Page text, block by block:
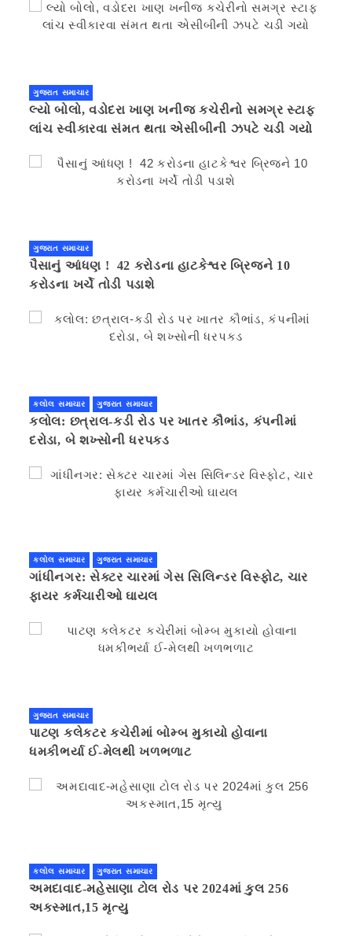
ગુજરાત સમાચાર
લ્યો બોલો, વડોદરા ખાણ ખનીજ કચેરીનો સમગ્ર સ્ટાફ
લાંચ સ્વીકારવા સંમત થતા એસીબીની ઝપટે ચડી ગયો
ગુજરાત સમાચાર
પૈસાનું આંધણ ! 42 કરોડના હાટકેશ્વર બ્રિજને 10
કરોડના ખર્ચે તોડી પડાશે
કલોલ સમાચાર ગુજરાત સમાચાર
કલોલ: છત્રાલ-કડી રોડ પર ખાતર કૌભાંડ, કંપનીમાં
દરોડા, બે શખ્સોની ધરપકડ
કલોલ સમાચાર ગુજરાત સમાચાર
ગાંધીનગર: સેક્ટર ચારમાં ગેસ સિલિન્ડર વિસ્ફોટ, ચાર
ફાયર કર્મચારીઓ ઘાયલ
ગુજરાત સમાચાર
પાટણ કલેકટર કચેરીમાં બોમ્બ મુકાયો હોવાના
ધમકીભર્યા ઈ-મેલથી ખળભળાટ
કલોલ સમાચાર ગુજરાત સમાચાર
અમદાવાદ-મહેસાણા ટોલ રોડ પર 2024માં કુલ 256
અકસ્માત,15 મૃત્યુ